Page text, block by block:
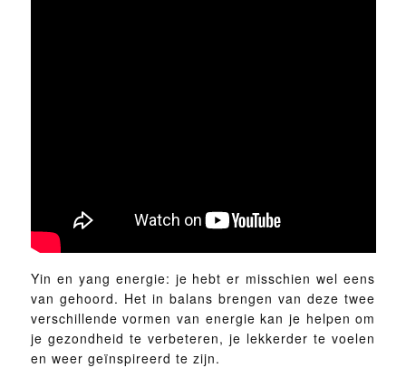
Yin en yang energie: je hebt er misschien wel eens
van gehoord. Het in balans brengen van deze twee
verschillende vormen van energie kan je helpen om
je gezondheid te verbeteren, je lekkerder te voelen
en weer geïnspireerd te zijn.